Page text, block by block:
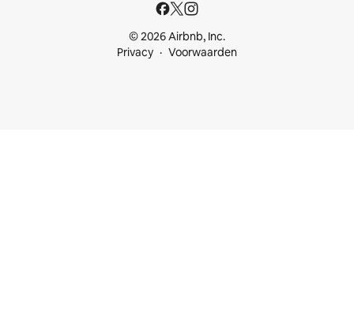
© 2026 Airbnb, Inc.
Privacy
Voorwaarden